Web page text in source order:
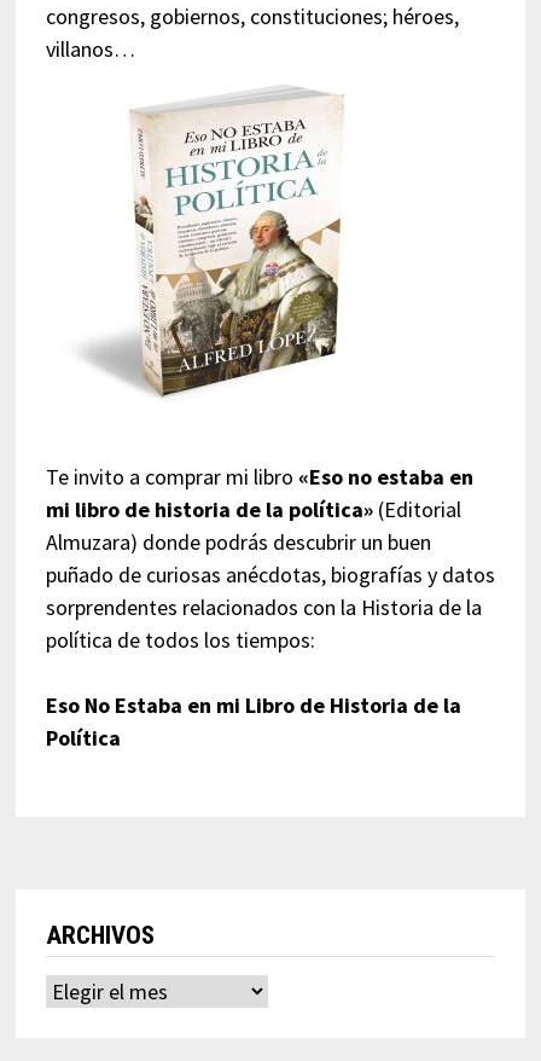
congresos, gobiernos, constituciones; héroes,
villanos…
Te invito a comprar mi libro «Eso no estaba en
mi libro de historia de la política»(Editorial
Almuzara) donde podrás descubrir un buen
puñado de curiosas anécdotas, biografías y datos
sorprendentes relacionados con la Historia de la
política de todos los tiempos:
Eso No Estaba en mi Libro de Historia de la
Política
ARCHIVOS
Archivos